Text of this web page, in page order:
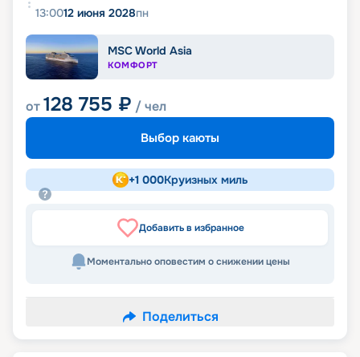
13:0012 июня 2028пн
MSC World Asia
КОМФОРТ
от128 755 ₽ / чел
Выбор каюты
+1 000Круизных миль
Добавить в избранное
Моментально оповестим о снижении цены
Поделиться